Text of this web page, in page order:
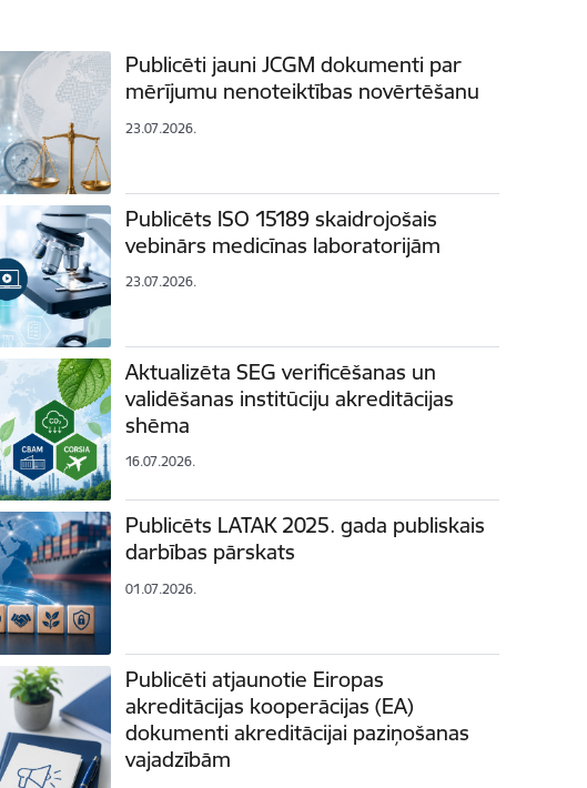
Publicēti jauni JCGM dokumenti par
mērījumu nenoteiktības novērtēšanu
23.07.2026.
Publicēts ISO 15189 skaidrojošais
vebinārs medicīnas laboratorijām
23.07.2026.
Aktualizēta SEG verificēšanas un
validēšanas institūciju akreditācijas
shēma
16.07.2026.
Publicēts LATAK 2025. gada publiskais
darbības pārskats
01.07.2026.
Publicēti atjaunotie Eiropas
akreditācijas kooperācijas (EA)
dokumenti akreditācijai paziņošanas
vajadzībām